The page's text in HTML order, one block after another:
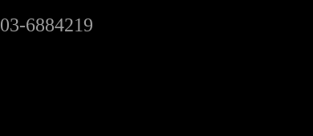
03-6884219